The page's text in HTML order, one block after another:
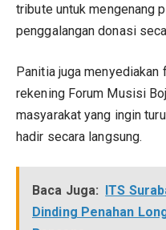
tribute untuk mengenang
penggalangan donasi
Panitia juga
rekening Forum Musisi
masyarakat yang ingin
hadir secara langsung.
Baca Juga: ITS
Dinding Penahan